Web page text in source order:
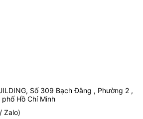
Số 309 Bạch Đằng , Phường 2 ,
Hồ Chí Minh
Zalo)